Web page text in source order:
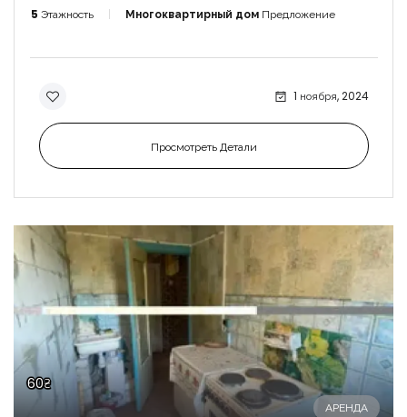
5 Этажность Многоквартирный дом Предложение
1 ноября, 2024
Просмотреть Детали
60₴
АРЕНДА